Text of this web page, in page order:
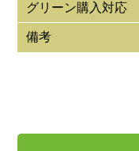
グリーン購入対応
備考